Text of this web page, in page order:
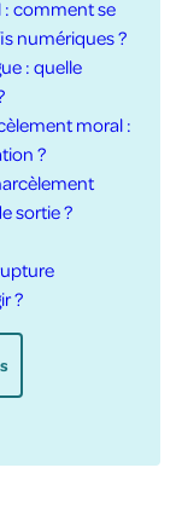
: comment se
numériques ?
: quelle
moral :
?
sortie ?
?